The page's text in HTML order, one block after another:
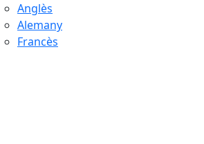
Anglès
Alemany
Francès